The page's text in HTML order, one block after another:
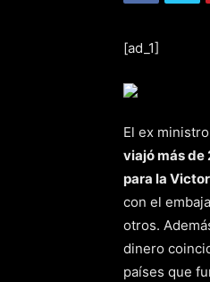
[ad_1]
El ex
viajó más de
para la
con el
otros.
dinero
países que